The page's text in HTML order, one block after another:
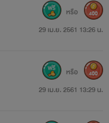
29 เม.ย. 2561 13:26 น.
หรือ 400
29 เม.ย. 2561 13:29 น.
หรือ 400